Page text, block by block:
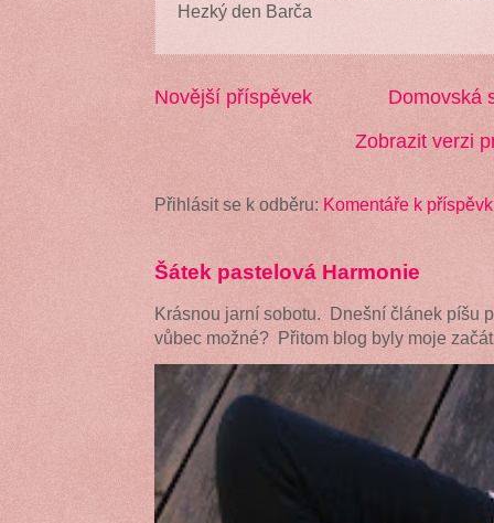
Hezký den Barča
Novější příspěvek
Domovská
Zobrazit verzi
Přihlásit se k odběru: Komentáře k
Šátek pastelová Harmonie
Krásnou jarní sobotu. Dnešní článek píšu
vůbec možné? Přitom blog byly moje